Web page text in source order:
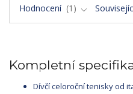
Hodnocení
1
Kompletní
Dívčí celoroční tenisky od